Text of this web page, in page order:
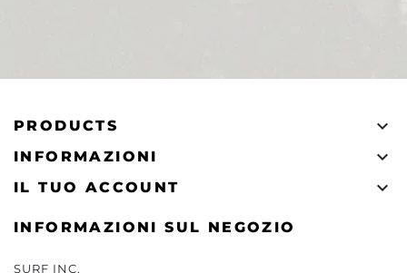
PRODUCTS 
INFORMAZIONI 
IL TUO ACCOUNT 
INFORMAZIONI SUL NEGOZIO
SURF INC.